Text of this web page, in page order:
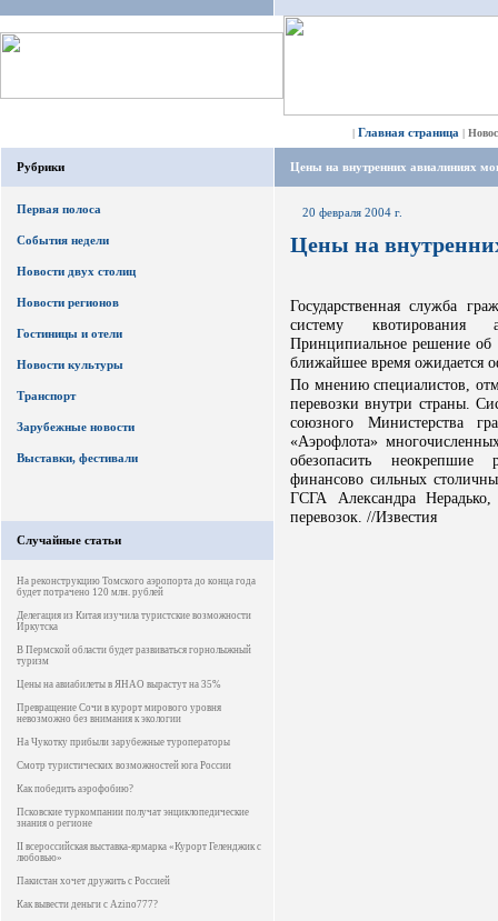
| Главная страница |
Рубрики
Первая полоса
События недели
Новости двух столиц
Новости регионов
Гостиницы и отели
Новости культуры
Транспорт
Зарубежные новости
Выставки, фестивали
Случайные статьи
На реконструкцию Томского аэропорта до конца года
будет потрачено 120 млн. рублей
Делегация из Китая изучила туристские возможности
Иркутска
В Пермской области будет развиваться горнолыжный
туризм
Цены на авиабилеты в ЯНАО вырастут на 35%
Превращение Сочи в курорт мирового уровня
невозможно без внимания к экологии
На Чукотку прибыли зарубежные туроператоры
Смотр туристических возможностей юга России
Как победить аэрофобию?
Псковские туркомпании получат энциклопедические
знания о регионе
II всероссийская выставка-ярмарка «Курорт Геленджик с
любовью»
Пакистан хочет дружить с Россией
Как вывести деньги с Azino777?
Цены на внутренних авиалиниях
20 февраля 2004 г.
Цены на
Государственная служба
систему квотирования
Принципиальное решение
ближайшее время ожидается
По мнению специалистов,
перевозки внутри страны.
союзного Министерства
«Аэрофлота»
обезопасить неокрепшие
финансово сильных
ГСГА Александра
перевозок. //Известия